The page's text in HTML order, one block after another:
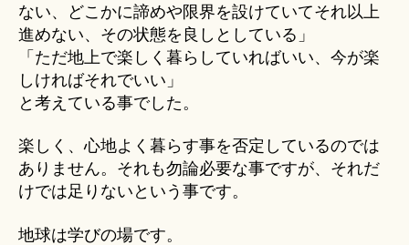
ない、どこかに諦めや限界を設けていてそれ以上
進めない、その状態を良しとしている」
「ただ地上で楽しく暮らしていればいい、今が楽
しければそれでいい」
と考えている事でした。
楽しく、心地よく暮らす事を否定しているのでは
ありません。それも勿論必要な事ですが、それだ
けでは足りないという事です。
地球は学びの場です。